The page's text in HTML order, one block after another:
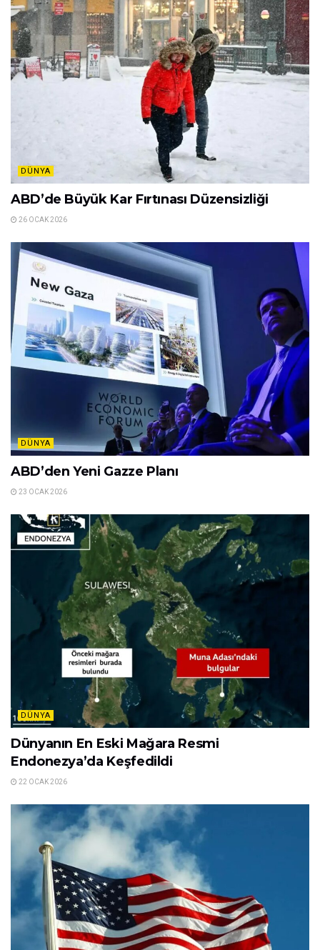
DÜNYA
ABD’de Büyük Kar Fırtınası Düzensizliği
26 OCAK 2026
DÜNYA
ABD’den Yeni Gazze Planı
23 OCAK 2026
DÜNYA
Dünyanın En Eski Mağara Resmi
Endonezya’da Keşfedildi
22 OCAK 2026